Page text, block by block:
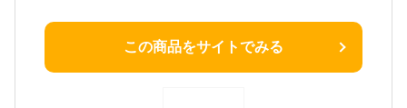
この商品をサイトでみる